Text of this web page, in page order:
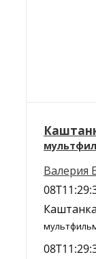
Валерия
Каштанка